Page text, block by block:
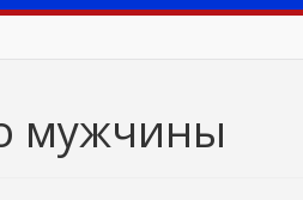
мужчины